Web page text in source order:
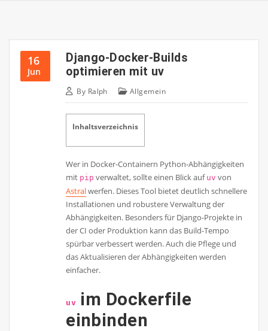
16
Jun
Django-Docker-Builds
optimieren mit uv
By Ralph Allgemein
Inhaltsverzeichnis
Wer in Docker-Containern Python-Abhängigkeiten
mit pip verwaltet, sollte einen Blick auf uv von
Astralwerfen. Dieses Tool bietet deutlich schnellere
Installationen und robustere Verwaltung der
Abhängigkeiten. Besonders für Django-Projekte in
der CI oder Produktion kann das Build-Tempo
spürbar verbessert werden. Auch die Pflege und
das Aktualisieren der Abhängigkeiten werden
einfacher.
uv im Dockerfile
einbinden